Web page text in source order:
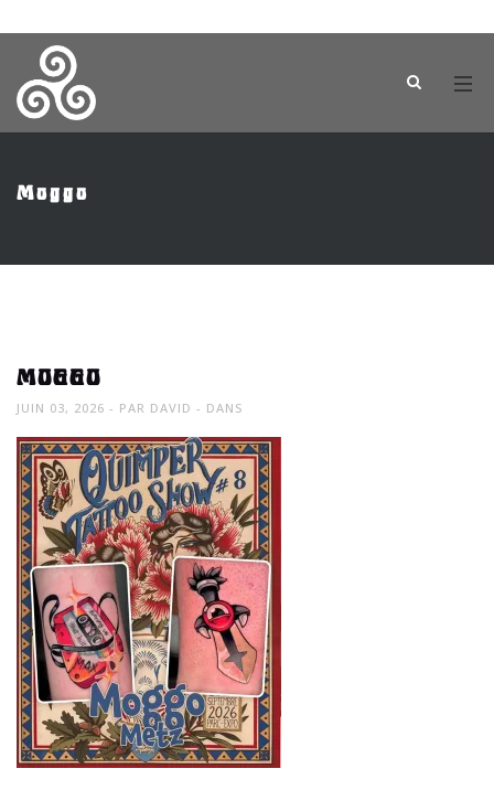
Moggo
MOGGO
JUIN 03, 2026 PAR DAVID DANS